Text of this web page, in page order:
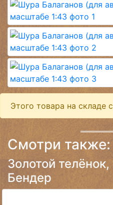
Этого товара на складе
Смотри также:
Золотой
Бендер